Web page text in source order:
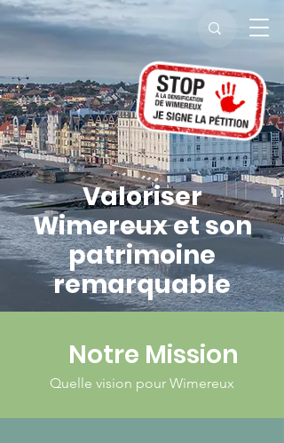
Valoriser
Wimereuxet son
patrimoine
remarquable
Notre Mission
Quelle vision pour Wimereux